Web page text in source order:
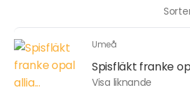
Umeå
Spisfläkt franke
Visa liknande